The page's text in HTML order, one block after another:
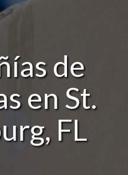
de
en St.
FL